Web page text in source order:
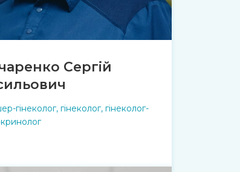
Сергій
гінеколог, гінеколог, гінеколог-